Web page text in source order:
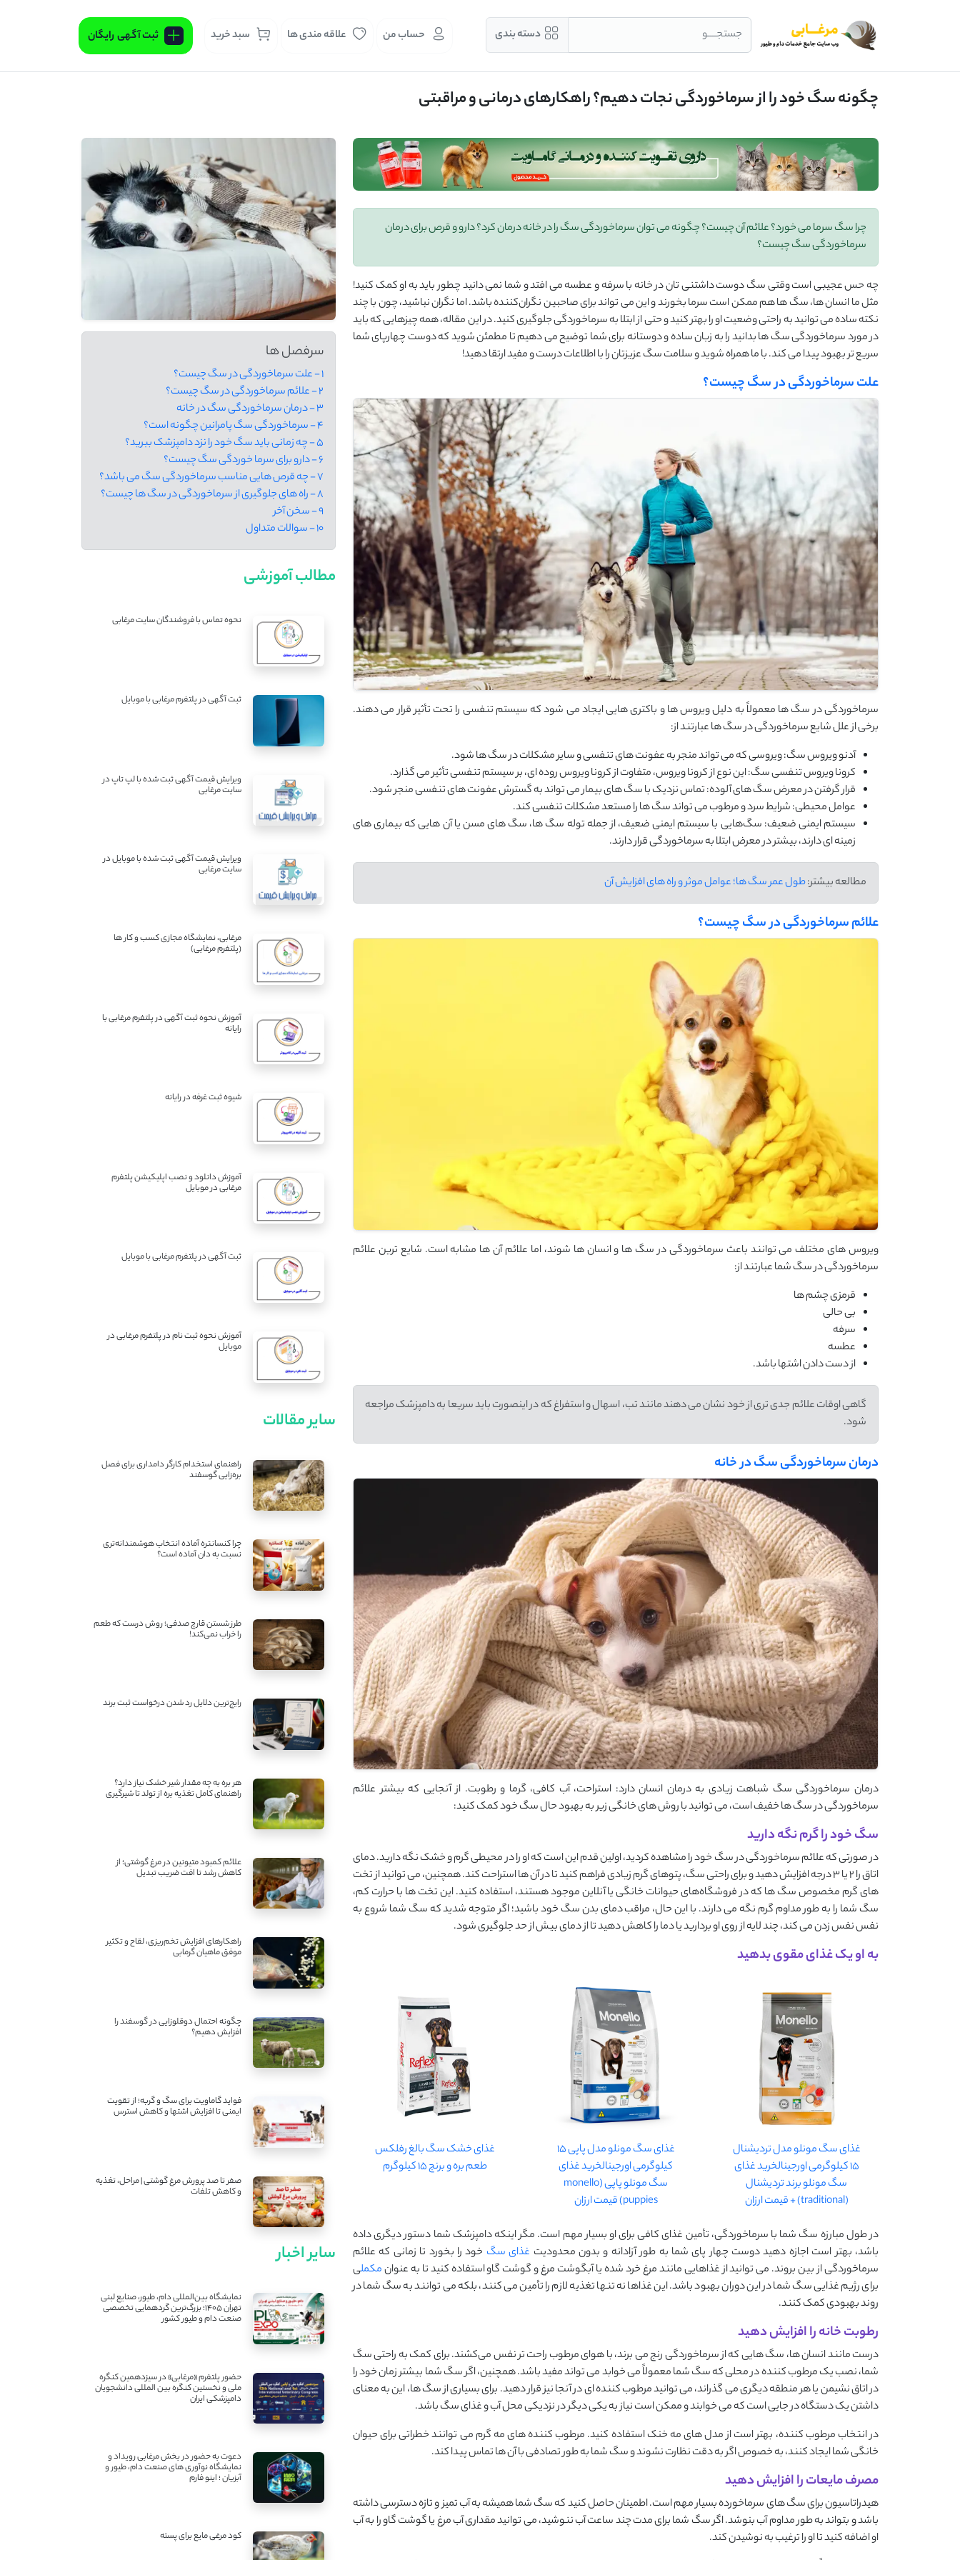
جستجــــو دسته بندی حساب من علاقه مندی ها سبد خرید ثبت آگهی رایگان
چگونه سگ خود را از سرماخوردگی نجات دهیم؟ راهکارهای درمانی و مراقبتی
چرا سگ سرما می خورد؟ علائم آن چیست؟ چگونه می توان سرماخوردگی سگ را در خانه درمان کرد؟ دارو و قرص برای درمان
سرماخوردگی سگ چیست؟
چه حس عجیبی است وقتی سگ دوست ‌داشتنی ‌تان در خانه با سرفه و عطسه می‌ افتد و شما نمی ‌دانید چطور باید به او کمک کنید!
مثل ما انسان‌ ها، سگ ‌ها هم ممکن است سرما بخورند و این می ‌تواند برای صاحبین نگران‌کننده باشد. اما نگران نباشید، چون با چند
نکته ساده می ‌توانید به راحتی وضعیت او را بهتر کنید و حتی از ابتلا به سرماخوردگی جلوگیری کنید. در این مقاله، همه چیزهایی که باید
در مورد سرماخوردگی سگ ‌ها بدانید را به زبان ساده و دوستانه برای شما توضیح می ‌دهیم تا مطمئن شوید که دوست چهارپای شما
سریع ‌تر بهبود پیدا می ‌کند. با ما همراه شوید و سلامت سگ عزیزتان را با اطلاعات درست و مفید ارتقا دهید!
علت سرماخوردگی در سگ چیست؟
سرماخوردگی در سگ ‌ها معمولاً به دلیل ویروس ‌ها و باکتری ‌هایی ایجاد می‌ شود که سیستم تنفسی را تحت تأثیر قرار می ‌دهند.
برخی از علل شایع سرماخوردگی در سگ ‌ها عبارتند از:
آدنو ویروس سگ: ویروسی که می ‌تواند منجر به عفونت‌ های تنفسی و سایر مشکلات در سگ‌ ها شود.
کرونا ویروس تنفسی سگ: این نوع از کرونا ویروس، متفاوت از کرونا ویروس روده‌ ای، بر سیستم تنفسی تأثیر می‌ گذارد.
قرار گرفتن در معرض سگ‌ های آلوده: تماس نزدیک با سگ ‌های بیمار می ‌تواند به گسترش عفونت‌ های تنفسی منجر شود.
عوامل محیطی: شرایط سرد و مرطوب می ‌تواند سگ ‌ها را مستعد مشکلات تنفسی کند.
سیستم ایمنی ضعیف: سگ‌هایی با سیستم ایمنی ضعیف، از جمله توله ‌سگ‌ ها، سگ ‌های مسن یا آن ‌هایی که بیماری ‌های
زمینه ‌ای دارند، بیشتر در معرض ابتلا به سرماخوردگی قرار دارند.
مطالعه بیشتر:طول عمر سگ ها؛ عوامل موثر و راه های افزایش آن
علائم سرماخوردگی در سگ چیست؟
ویروس‌ های مختلف می‌ توانند باعث سرماخوردگی در سگ‌ ها و انسان ‌ها شوند، اما علائم آن‌ ها مشابه است. شایع‌ ترین علائم
سرماخوردگی در سگ شما عبارتند از:
قرمزی چشم ‌ها
بی ‌حالی
سرفه
عطسه
از دست دادن اشتها باشد.
گاهی اوقات علائم جدی تری از خود نشان می دهند مانند تب، اسهال و استفراغ که در اینصورت باید سریعا به دامپزشک مراجعه
شود.
درمان سرماخوردگی سگ در خانه
درمان سرماخوردگی سگ شباهت زیادی به درمان انسان دارد: استراحت، آب کافی، گرما و رطوبت. از آنجایی که بیشتر علائم
سرماخوردگی در سگ ‌ها خفیف است، می ‌توانید با روش ‌های خانگی زیر به بهبود حال سگ خود کمک کنید:
سگ خود را گرم نگه دارید
در صورتی که علائم سرماخوردگی در سگ خود را مشاهده کردید، اولین قدم این است که او را در محیطی گرم و خشک نگه دارید. دمای
اتاق را 2 یا 3 درجه افزایش دهید و برای راحتی سگ، پتوهای گرم زیادی فراهم کنید تا در آن ‌ها استراحت کند. همچنین، می ‌توانید از تخت‌
های گرم‌ مخصوص سگ‌ ها که در فروشگاه‌های حیوانات خانگی یا آنلاین موجود هستند، استفاده کنید. این تخت ‌ها با حرارت کم،
سگ شما را به طور مداوم گرم نگه می ‌دارند. با این حال، مراقب دمای بدن سگ خود باشید؛ اگر متوجه شدید که سگ شما شروع به
نفس نفس زدن می‌ کند، چند لایه از روی او بردارید یا دما را کاهش دهید تا از دمای بیش از حد جلوگیری شود.
به او یک غذای مقوی بدهید
غذای سگ مونلو مدل تردیشنال
15 کیلوگرمی اورجینالخرید غذای
سگ مونلو برند تردیشنال
(traditional) + قیمت ارزان
غذای سگ مونلو مدل پاپی 15
کیلوگرمی اورجینالخرید غذای
سگ مونلو پاپی (monello
puppies) قیمت ارزان
غذای خشک سگ بالغ رفلکس
طعم بره و برنج 15 کیلوگرم
در طول مبارزه سگ شما با سرماخوردگی، تأمین غذای کافی برای او بسیار مهم است. مگر اینکه دامپزشک شما دستور دیگری داده
باشد، بهتر است اجازه دهید دوست چهار پای شما به طور آزادانه و بدون محدودیت غذای سگ خود را بخورد تا زمانی که علائم
سرماخوردگی از بین بروند. می ‌توانید از غذاهایی مانند مرغ خرد شده یا آبگوشت مرغ و گوشت گاو استفاده کنید تا به عنوانمکملی
برای رژیم غذایی سگ شما در این دوران بهبود باشد. این غذاها نه تنها تغذیه لازم را تأمین می ‌کنند، بلکه می‌ توانند به سگ شما در
روند بهبودی کمک کنند.
رطوبت خانه را افزایش دهید
درست مانند انسان ‌ها، سگ‌ هایی که از سرماخوردگی رنج می ‌برند، با هوای مرطوب راحت‌ تر نفس می‌کشند. برای کمک به راحتی سگ
شما، نصب یک مرطوب‌ کننده در محلی که سگ شما معمولاً می‌ خوابد می ‌تواند مفید باشد. همچنین، اگر سگ شما بیشتر زمان خود را
در اتاق نشیمن یا هر منطقه دیگری می ‌گذراند، می‌ توانید مرطوب‌ کننده ‌ای در آنجا نیز قرار دهید. برای بسیاری از سگ‌ ها، این به معنای
داشتن یک دستگاه در جایی است که می ‌خوابند و ممکن است نیاز به یکی دیگر در نزدیکی محل آب و غذای سگ باشد.
در انتخاب مرطوب‌ کننده، بهتر است از مدل‌ های مه خنک استفاده کنید. مرطوب‌ کننده ‌های مه گرم می ‌توانند خطراتی برای حیوان
خانگی شما ایجاد کنند، به خصوص اگر به دقت نظارت نشوند و سگ شما به طور تصادفی با آن ‌ها تماس پیدا کند.
مصرف مایعات را افزایش دهید
هیدراتاسیون برای سگ ‌های سرماخورده بسیار مهم است. اطمینان حاصل کنید که سگ شما همیشه به آب تمیز و تازه دسترسی داشته
باشد و بتواند به طور مداوم آب بنوشد. اگر سگ شما برای مدت چند ساعت آب ننوشید، می ‌توانید مقداری آب مرغ یا گوشت گاو را به آب
او اضافه کنید تا او را ترغیب به نوشیدن کند.
سرفصل ها
1 - علت سرماخوردگی در سگ چیست؟
2 - علائم سرماخوردگی در سگ چیست؟
3 - درمان سرماخوردگی سگ در خانه
4 - سرماخوردگی سگ پامرانین چگونه است؟
5 - چه زمانی باید سگ خود را نزد دامپزشک ببرید؟
6 - دارو برای سرما خوردگی سگ چیست؟
7 - چه قرص هایی مناسب سرماخوردگی سگ می باشد؟
8 - راه های جلوگیری از سرماخوردگی در سگ ها چیست؟
9 - سخن آخر
10 - سوالات متداول
مطالب آموزشی
نحوه تماس با فروشندگان سایت مرغابی
ثبت آگهی در پلتفرم مرغابی با موبایل
ویرایش قیمت آگهی ثبت شده با لپ تاپ در
سایت مرغابی
ویرایش قیمت آگهی ثبت شده با موبایل در
سایت مرغابی
مرغابی، نمایشگاه مجازی کسب و کار ها
(پلتفرم مرغابی)
آموزش نحوه ثبت آگهی در پلتفرم مرغابی با
رایانه
شیوه ثبت غرفه در رایانه
آموزش دانلود و نصب اپلیکیشن پلتفرم
مرغابی در موبایل
ثبت آگهی در پلتفرم مرغابی با موبایل
آموزش نحوه ثبت نام در پلتفرم مرغابی در
موبایل
سایر مقالات
راهنمای استخدام کارگر دامداری برای فصل
بره‌زایی گوسفند
چرا کنسانتره آماده انتخاب هوشمندانه‌تری
نسبت به دان آماده است؟
طرز شستن قارچ صدفی؛ روش درست که طعم
را خراب نمی‌کند!
رایج‌ترین دلایل رد شدن درخواست ثبت برند
هر بره به چه مقدار شیر خشک نیاز دارد؟
راهنمای کامل تغذیه بره از تولد تا شیرگیری
علائم کمبود متیونین در مرغ گوشتی؛ از
کاهش رشد تا افت ضریب تبدیل
راهکارهای افزایش تخم‌ریزی، لقاح و تکثیر
موفق ماهیان گرمابی
چگونه احتمال دوقلوزایی در گوسفند را
افزایش دهیم؟
فواید گاماویت برای سگ و گربه؛ از تقویت
ایمنی تا افزایش اشتها و کاهش استرس
صفر تا صد پرورش مرغ گوشتی | مراحل، تغذیه
و کاهش تلفات
سایر اخبار
نمایشگاه بین‌المللی دام، طیور، صنایع لبنی
تهران ۱۴۰۵؛ بزرگ‌ترین گردهمایی تخصصی
صنعت دام و طیور کشور
حضور پلتفرم «مرغابی» در سیزدهمین کنگره
ملی و نخستین کنگره بین ‌المللی دانشجویان
دامپزشکی ایران
دعوت به حضور در بخش مرغابی رویداد و
نمایشگاه نوآوری های صنعت دام، طیور و
آبزیان ؛ اینو فارم
کود مرغی مایع برای پسته